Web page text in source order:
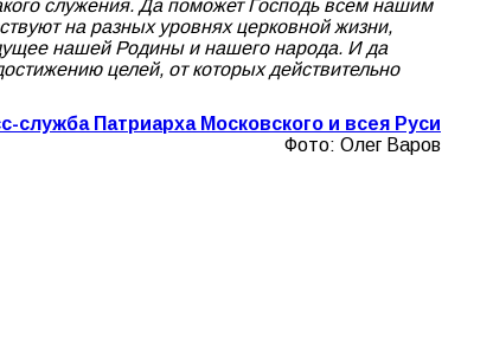
служения. Да поможет Господь всем нашим
на разных уровнях церковной жизни,
нашей Родины и нашего народа. И да
целей, от которых действительно
служба Патриарха Московского и всея Руси
Фото: Олег Варов